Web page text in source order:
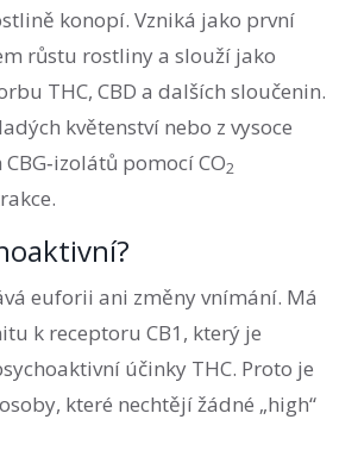
konopí. Vzniká jako první
růstu rostliny a slouží jako
THC, CBD a dalších sloučenin.
květenství nebo z vysoce
pomocí CO2
euforii ani změny vnímání. Má
k receptoru CB1, který je
účinky THC. Proto je
které nechtějí žádné „high“